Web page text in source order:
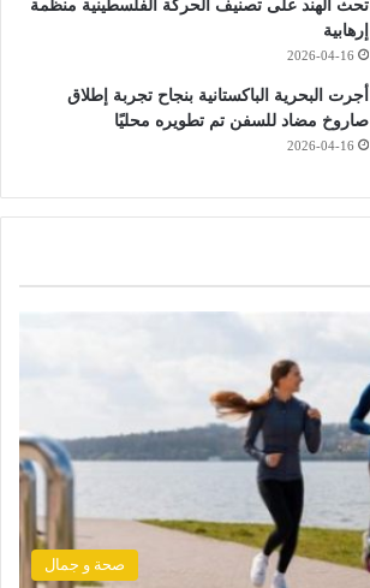
تحث الهند على تصنيف الحركة الفلسطينية منظمة
إرهابية
2026-04-16
أجرت البحرية الباكستانية بنجاح تجربة إطلاق
صاروخ مضاد للسفن تم تطويره محليًا
2026-04-16
صحة و جمال